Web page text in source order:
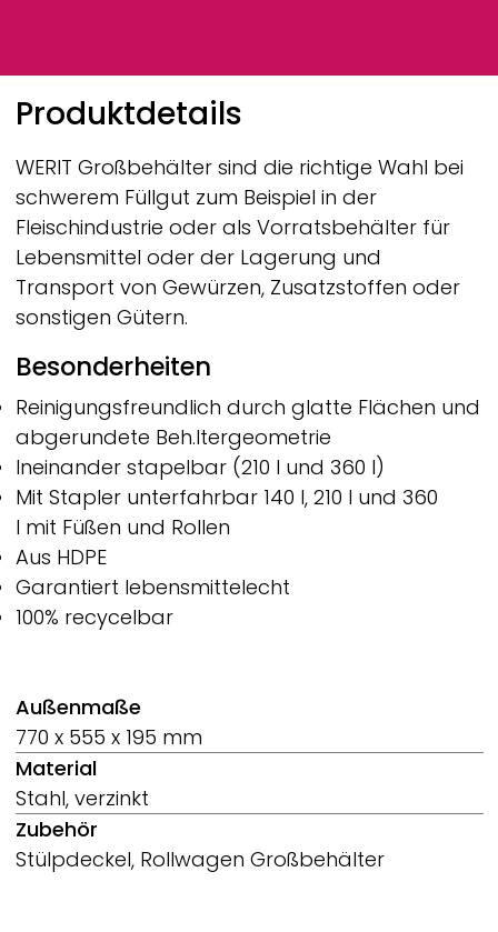
Breadcrumb
Produktdetails
WERIT Großbehälter sind die richtige Wahl bei
schwerem Füllgut zum Beispiel in der
Fleischindustrie oder als Vorratsbehälter für
Lebensmittel oder der Lagerung und
Transport von Gewürzen, Zusatzstoffen oder
sonstigen Gütern.
Besonderheiten
Reinigungsfreundlich durch glatte Flächen und
abgerundete Beh.ltergeometrie
Ineinander stapelbar (210 l und 360 l)
Mit Stapler unterfahrbar 140 l, 210 l und 360
l mit Füßen und Rollen
Aus HDPE
Garantiert lebensmittelecht
100% recycelbar
Außenmaße
770 x 555 x 195 mm
Material
Stahl, verzinkt
Zubehör
Stülpdeckel, Rollwagen Großbehälter